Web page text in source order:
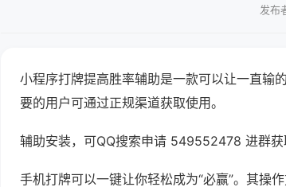
发布
小程序打牌提高胜率辅助是一款可以让一直输
要的用户可通过正规渠道获取使用。
辅助安装，可QQ搜索申请 549552478 进群获
手机打牌可以一键让你轻松成为“必赢”。其操